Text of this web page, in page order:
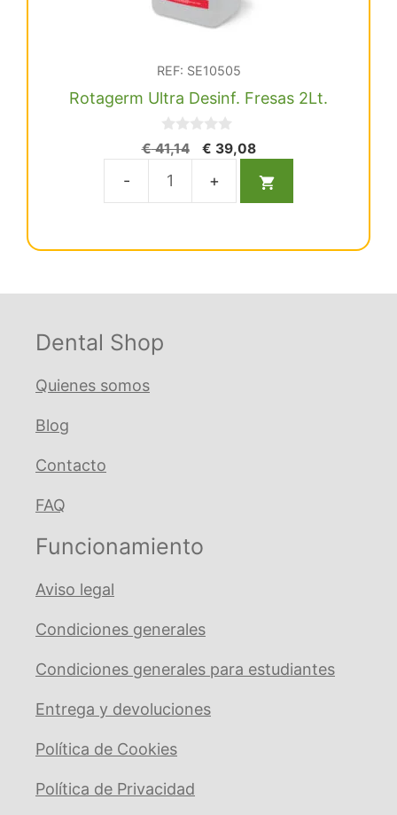
REF: SE10505
Rotagerm Ultra Desinf. Fresas 2Lt.
0
d
5
€41,14
El
original
era:
€ 39,08El
actual
es:
Rotagerm
Dental Shop
Quienes somos
Blog
Contacto
FAQ
Funcionamiento
Aviso legal
Condiciones generales
Condiciones generales para estudiantes
Entrega y devoluciones
Política de Cookies
Política de Privacidad